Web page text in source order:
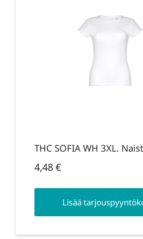
THC SOFIA WH 3XL.
4,48€
Lisää